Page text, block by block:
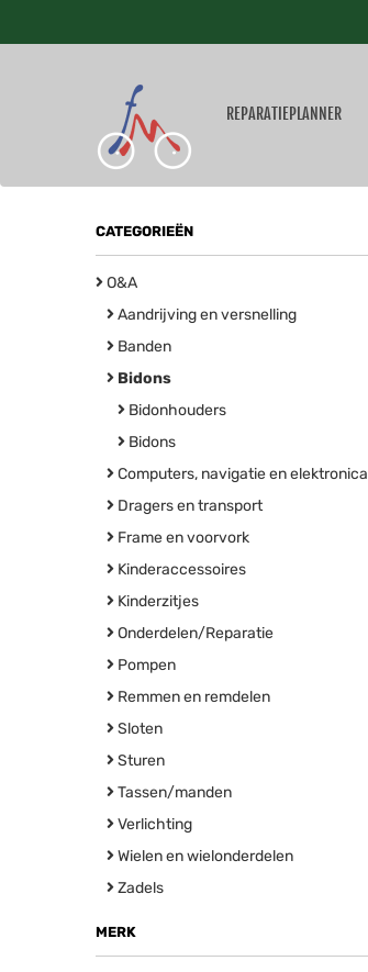
REPARATIEPLANNER
CATEGORIEËN
O&A
Aandrijving en versnelling
Banden
Bidons
Bidonhouders
Bidons
Computers, navigatie en elektronica
Dragers en transport
Frame en voorvork
Kinderaccessoires
Kinderzitjes
Onderdelen/Reparatie
Pompen
Remmen en remdelen
Sloten
Sturen
Tassen/manden
Verlichting
Wielen en wielonderdelen
Zadels
MERK